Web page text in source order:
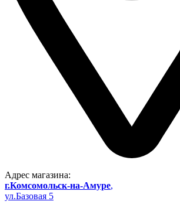
Адрес магазина:
г.Комсомольск-на-Амуре,
ул.Базовая 5